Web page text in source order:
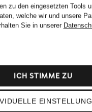
zu den eingesetzten Tools
welche wir und unsere
Sie in unserer
ICH STIMME ZU